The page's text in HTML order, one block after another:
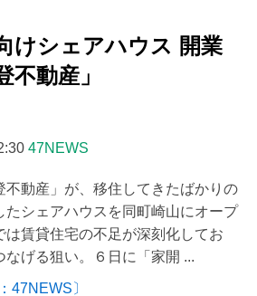
けシェアハウス 開業
不動産」
47NEWS
不動産」が、移住してきたばかりの
たシェアハウスを同町崎山にオープ
は賃貸住宅の不足が深刻化してお
なげる狙い。６日に「家開 ...
47NEWS〕